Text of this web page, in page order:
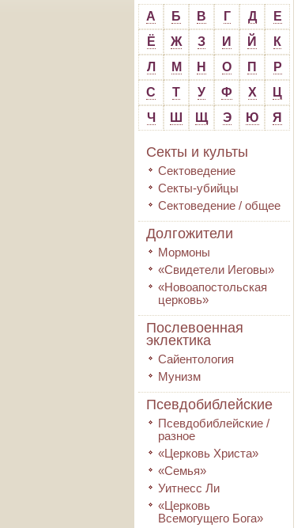
А Б В Г Д
Е
Ё
Ж З И Й
К
Л
М Н О П
Р
С
Т У Ф Х
Ц
Ч
Ш Щ Э Ю Я
Секты и культы
Сектоведение
Секты-убийцы
Сектоведение / общее
Долгожители
Мормоны
«Свидетели Иеговы»
«Новоапостольская
церковь»
Послевоенная
эклектика
Сайентология
Мунизм
Псевдобиблейские
Псевдобиблейские /
разное
«Церковь Христа»
«Семья»
Уитнесс Ли
«Церковь
Всемогущего Бога»